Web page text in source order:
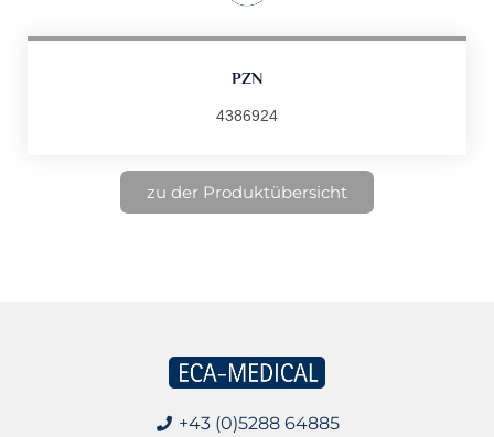
PZN
4386924
zu der Produktübersicht
+43 (0)5288 64885